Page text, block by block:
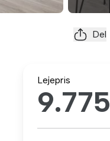
Del
Lejepris
9.775